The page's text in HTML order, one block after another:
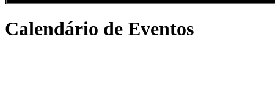
Calendário de Eventos